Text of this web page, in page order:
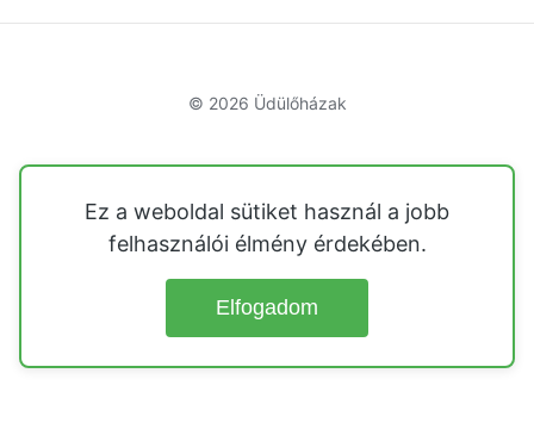
© 2026 Üdülőházak
Ez a weboldal sütiket használ a jobb
felhasználói élmény érdekében.
Elfogadom